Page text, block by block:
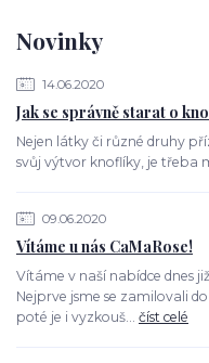
Novinky
14.06.2020
Jak se správně starat o
Nejen látky či různé druhy
svůj výtvor knoflíky, je třeba
09.06.2020
Vítáme u nás CaMaRose!
Vítáme v naší nabídce dnes
Nejprve jsme se zamilovali
poté je i vyzkouš... číst celé